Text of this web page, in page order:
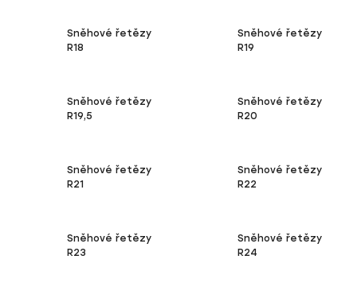
Sněhové řetězy
R18
Sněhové řetězy
R19
Sněhové řetězy
R19,5
Sněhové řetězy
R20
Sněhové řetězy
R21
Sněhové řetězy
R22
Sněhové řetězy
R23
Sněhové řetězy
R24